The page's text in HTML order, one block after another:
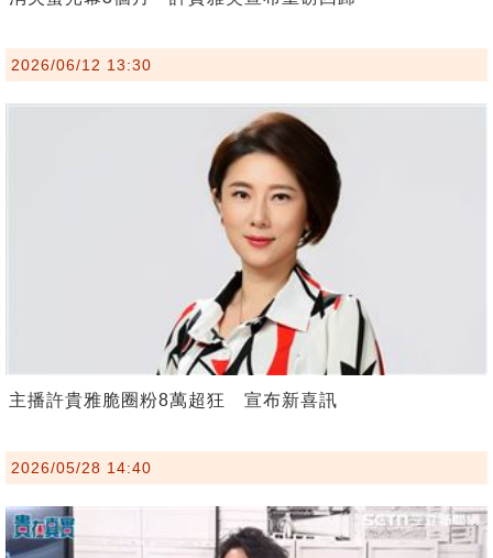
2026/06/12 13:30
主播許貴雅脆圈粉8萬超狂 宣布新喜訊
2026/05/28 14:40